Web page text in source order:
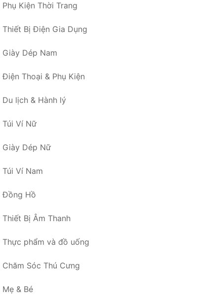
Phụ Kiện Thời Trang
Thiết Bị Điện Gia Dụng
Giày Dép Nam
Điện Thoại & Phụ Kiện
Du lịch & Hành lý
Túi Ví Nữ
Giày Dép Nữ
Túi Ví Nam
Đồng Hồ
Thiết Bị Âm Thanh
Thực phẩm và đồ uống
Chăm Sóc Thú Cưng
Mẹ & Bé